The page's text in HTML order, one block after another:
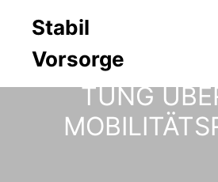
Stabil
Vorsorge
TUNG